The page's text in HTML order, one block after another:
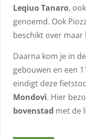
Leqiuo Tanaro,
genoemd. Ook
beschikt over
Daarna kom je in
gebouwen en een
eindigt deze
Mondovì. Hier
bovenstad met de